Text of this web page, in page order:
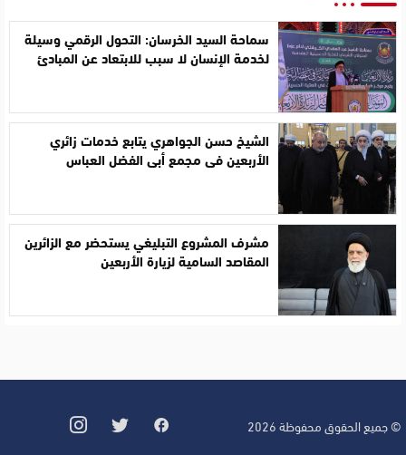
سماحة السيد الخرسان: التحول الرقمي وسيلة
لخدمة الإنسان لا سبب للابتعاد عن المبادئ
الشيخ حسن الجواهري يتابع خدمات زائري
الأربعين في مجمع أبي الفضل العباس
مشرف المشروع التبليغي يستحضر مع الزائرين
المقاصد السامية لزيارة الأربعين
© جميع الحقوق محفوظة 2026